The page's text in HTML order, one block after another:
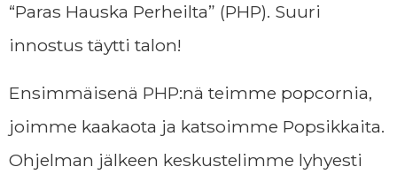
“Paras Hauska Perheilta” (PHP). Suuri
innostus täytti talon!
Ensimmäisenä PHP:nä teimme popcornia,
joimme kaakaota ja katsoimme Popsikkaita.
Ohjelman jälkeen keskustelimme lyhyesti